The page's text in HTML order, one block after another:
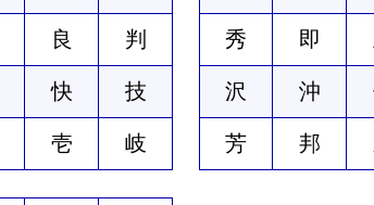
良 判
快 技
壱 岐
秀 即
沢 沖
芳 邦